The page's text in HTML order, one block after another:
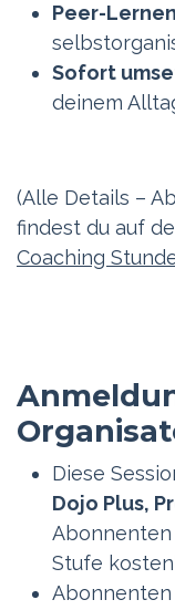
Peer-Lernen
Sofort
deinem
(Alle Details –
findest du auf
Coaching
Diese
Dojo Plus,
Stufe